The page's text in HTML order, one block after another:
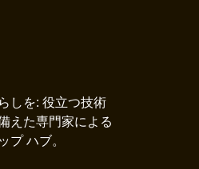
しを: 役立つ技術
えた専門家による
プ ハブ。